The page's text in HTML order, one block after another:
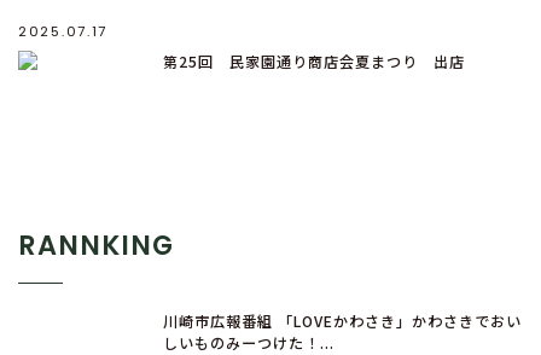
2025.07.17
第25回 民家園通り商店会夏まつり 出店
RANNKING
川崎市広報番組 「LOVEかわさき」かわさきでおい
しいものみーつけた！...